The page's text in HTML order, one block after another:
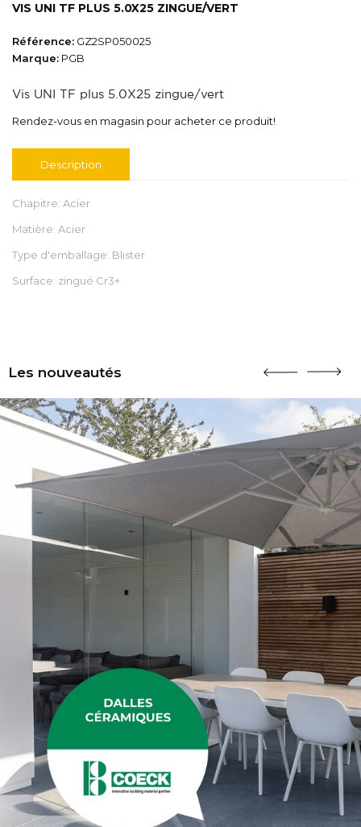
VIS UNI TF PLUS 5.0X25 ZINGUE/VERT
Référence: GZ2SP050025
Marque: PGB
Vis UNI TF plus 5.0X25 zingue/vert
Rendez-vous en magasin pour acheter ce produit!
Description
Chapitre: Acier
Matière: Acier
Type d'emballage: Blister
Surface: zingué Cr3+
Les nouveautés